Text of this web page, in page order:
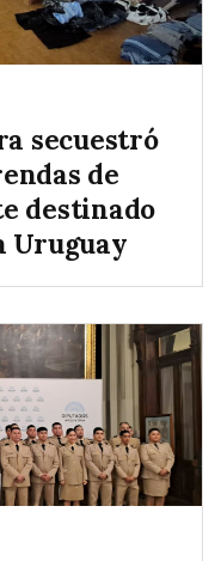
secuestró
de
destinado
Uruguay